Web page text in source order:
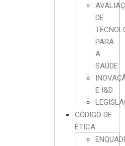
DE
PARA
A
SAÚDE
E I&D
CÓDIGO DE
ÉTICA